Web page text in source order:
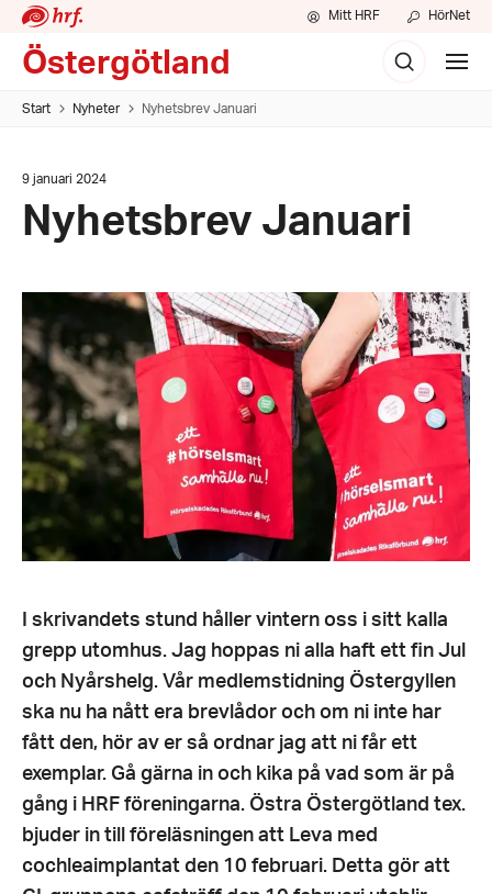
Mitt HRF HörNet
Östergötland Sök
Visa
meny
Start Nyheter Nyhetsbrev Januari
Datum:
januari
2024
9 januari 2024
Nyhetsbrev Januari
I skrivandets stund håller vintern oss i sitt kalla
grepp utomhus. Jag hoppas ni alla haft ett fin Jul
och Nyårshelg. Vår medlemstidning Östergyllen
ska nu ha nått era brevlådor och om ni inte har
fått den, hör av er så ordnar jag att ni får ett
exemplar. Gå gärna in och kika på vad som är på
gång i HRF föreningarna. Östra Östergötland tex.
bjuder in till föreläsningen att Leva med
cochleaimplantat den 10 februari. Detta gör att